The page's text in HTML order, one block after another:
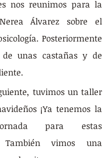
nos reunimos para la
Álvarez sobre el
Posteriormente
de unas castañas y de
tuvimos un taller
¡Ya tenemos la
para estas
También vimos una